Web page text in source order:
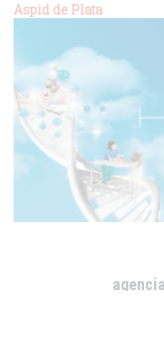
Aspid de Plata